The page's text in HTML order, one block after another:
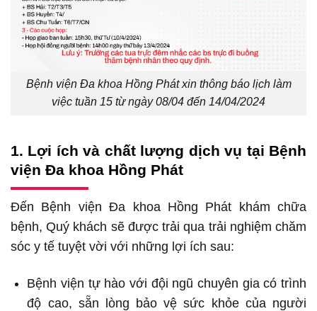
Bệnh viện Đa khoa Hồng Phát xin thông báo lịch làm
việc tuần 15 từ ngày 08/04 đến 14/04/2024
1. Lợi ích và chất lượng dịch vụ tại Bệnh
viện Đa khoa Hồng Phát
Đến Bệnh viện Đa khoa Hồng Phát khám chữa
bệnh, Quý khách sẽ được trải qua trải nghiệm chăm
sóc y tế tuyệt vời với những lợi ích sau:
Bệnh viện tự hào với đội ngũ chuyên gia có trình
độ cao, sẵn lòng bảo vệ sức khỏe của người